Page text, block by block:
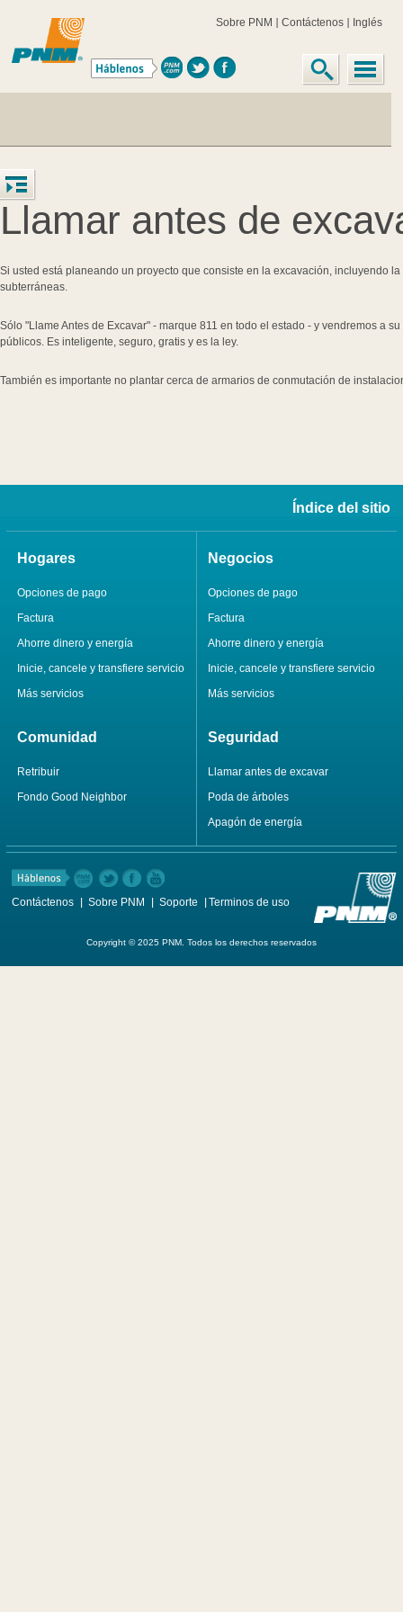
Sobre PNM Contáctenos Inglés
Llamar antes de
Si usted está planeando un proyecto que consiste en la excavación, incluyendo
subterráneas.
Sólo "Llame Antes de Excavar" - marque 811 en todo el estado - y vendremos a
públicos. Es inteligente, seguro, gratis y es la ley.
También es importante no plantar cerca de armarios de conmutación de
Índice del sitio
Hogares
Opciones de pago
Factura
Ahorre dinero y energía
Inicie, cancele y transfiere servicio
Más servicios
Negocios
Opciones de pago
Factura
Ahorre dinero y energía
Inicie, cancele y transfiere servicio
Más servicios
Comunidad
Retribuir
Fondo Good Neighbor
Seguridad
Llamar antes de excavar
Poda de árboles
Apagón de energía
Contáctenos Sobre PNM Soporte Terminos de uso
Copyright © 2025 PNM. Todos los derechos reservados